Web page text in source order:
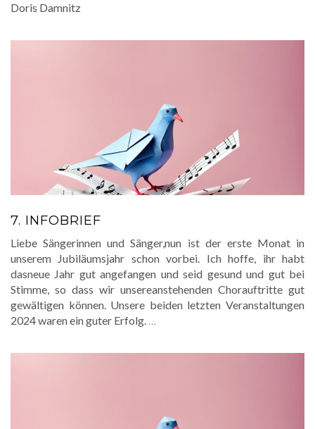
Doris Damnitz
7. INFOBRIEF
Liebe Sängerinnen und Sänger,nun ist der erste Monat in
unserem Jubiläumsjahr schon vorbei. Ich hoffe, ihr habt
dasneue Jahr gut angefangen und seid gesund und gut bei
Stimme, so dass wir unsereanstehenden Chorauftritte gut
gewältigen können. Unsere beiden letzten Veranstaltungen
2024 waren ein guter Erfolg. …